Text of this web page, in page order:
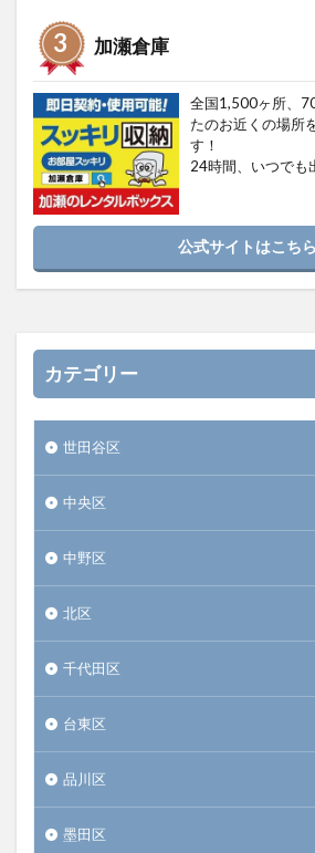
加瀬倉庫
全国1,500ヶ所、
たのお近くの場所
す！
24時間、いつでも
公式サイトはこちら
カテゴリー
世田谷区
中央区
中野区
北区
千代田区
台東区
品川区
墨田区